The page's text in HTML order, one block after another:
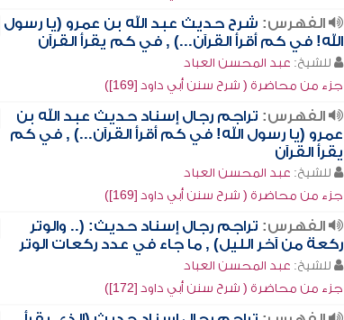
الفهرس: شرح حديث عبد الله بن عمرو (يا رسول
الله! في كم أقرأ القرآن...) , في كم يقرأ القرآن
للشيخ: عبد المحسن العباد
جزء من محاضرة ( شرح سنن أبي داود [169])
الفهرس: تراجم رجال إسناد حديث عبد الله بن
عمرو (يا رسول الله! في كم أقرأ القرآن...) , في كم
يقرأ القرآن
للشيخ: عبد المحسن العباد
جزء من محاضرة ( شرح سنن أبي داود [169])
الفهرس: تراجم رجال إسناد حديث: (.. والوتر
ركعة من آخر الليل) , ما جاء في عدد ركعات الوتر
للشيخ: عبد المحسن العباد
جزء من محاضرة ( شرح سنن أبي داود [172])